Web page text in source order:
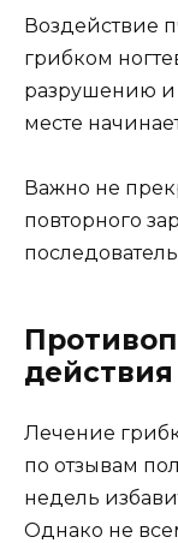
Воздействие
грибком
разрушению и
месте
Важно не
повторного
действия
Лечение
по отзывам
недель
Однако не